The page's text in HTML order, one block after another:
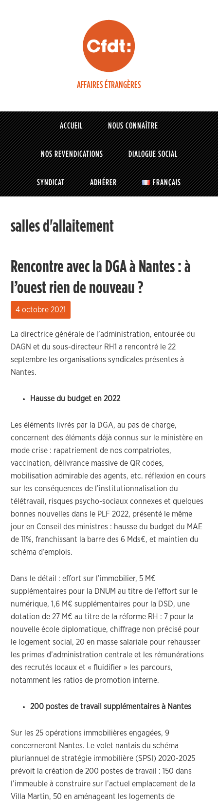
AFFAIRES ÉTRANGÈRES
ACCUEIL NOUS CONNAÎTRE
NOS REVENDICATIONS DIALOGUE SOCIAL
SYNDICAT ADHÉRER FRANÇAIS
salles d'allaitement
Rencontre avec la DGA à Nantes : à
l’ouest rien de nouveau ?
4 octobre 2021
La directrice générale de l’administration, entourée du
DAGN et du sous-directeur RH1 a rencontré le 22
septembre les organisations syndicales présentes à
Nantes.
Hausse du budget en 2022
Les éléments livrés par la DGA, au pas de charge,
concernent des éléments déjà connus sur le ministère en
mode crise : rapatriement de nos compatriotes,
vaccination, délivrance massive de QR codes,
mobilisation admirable des agents, etc. réflexion en cours
sur les conséquences de l’institutionnalisation du
télétravail, risques psycho-sociaux connexes et quelques
bonnes nouvelles dans le PLF 2022, présenté le même
jour en Conseil des ministres : hausse du budget du MAE
de 11%, franchissant la barre des 6 Mds€, et maintien du
schéma d’emplois.
Dans le détail : effort sur l’immobilier, 5 M€
supplémentaires pour la DNUM au titre de l’effort sur le
numérique, 1,6 M€ supplémentaires pour la DSD, une
dotation de 27 M€ au titre de la réforme RH : 7 pour la
nouvelle école diplomatique, chiffrage non précisé pour
le logement social, 20 en masse salariale pour rehausser
les primes d’administration centrale et les rémunérations
des recrutés locaux et « fluidifier » les parcours,
notamment les ratios de promotion interne.
200 postes de travail supplémentaires à Nantes
Sur les 25 opérations immobilières engagées, 9
concerneront Nantes. Le volet nantais du schéma
pluriannuel de stratégie immobilière (SPSI) 2020-2025
prévoit la création de 200 postes de travail : 150 dans
l’immeuble à construire sur l’actuel emplacement de la
Villa Martin, 50 en aménageant les logements de